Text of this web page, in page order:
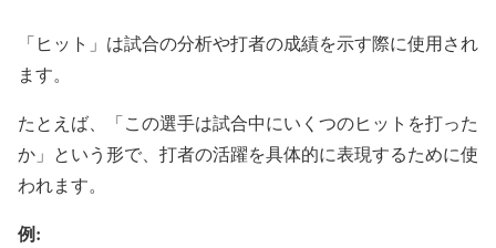
「ヒット」は試合の分析や打者の成績を示す際に使用され
ます。
たとえば、「この選手は試合中にいくつのヒットを打った
か」という形で、打者の活躍を具体的に表現するために使
われます。
例: